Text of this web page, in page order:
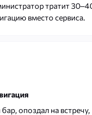
тратит
вместо сервиса.
опоздал на встречу,